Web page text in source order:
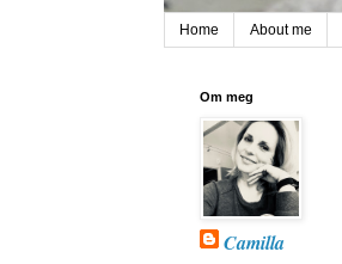
Home About me
Om meg
Camilla